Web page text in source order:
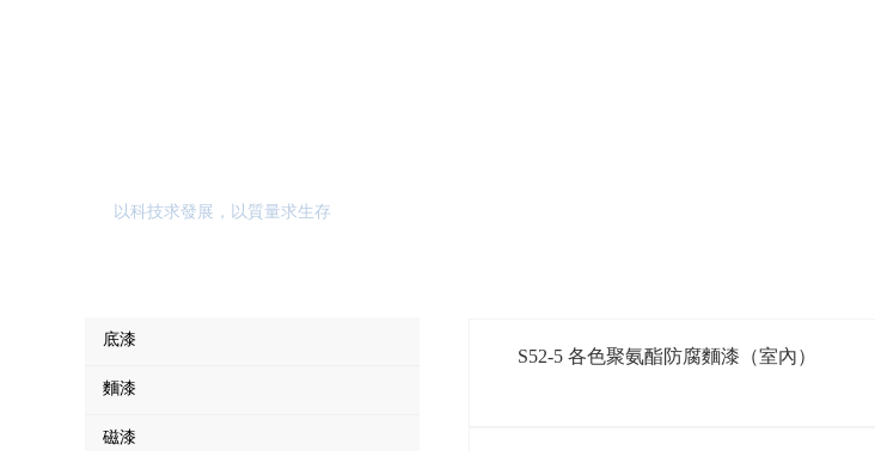
以科技求發展，以質量求生存
S52-5 各色聚氨酯防腐麵漆（室內）
底漆
麵漆
磁漆